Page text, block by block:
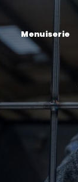
Menuiserie